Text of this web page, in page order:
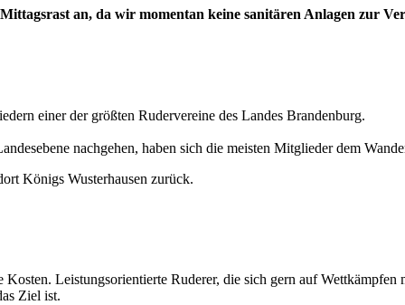
an, da wir momentan keine sanitären Anlagen zur
einer der größten Rudervereine des Landes Brandenburg.
nachgehen, haben sich die meisten Mitglieder dem
Königs Wusterhausen zurück.
Leistungsorientierte Ruderer, die sich gern auf
Ziel ist.